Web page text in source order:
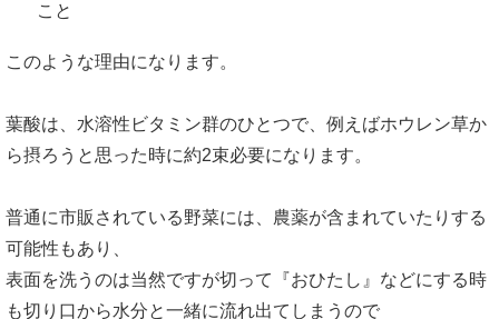
こと
このような理由になります。
葉酸は、水溶性ビタミン群のひとつで、例えばホウレン草か
ら摂ろうと思った時に約2束必要になります。
普通に市販されている野菜には、農薬が含まれていたりする
可能性もあり、
表面を洗うのは当然ですが切って『おひたし』などにする時
も切り口から水分と一緒に流れ出てしまうので